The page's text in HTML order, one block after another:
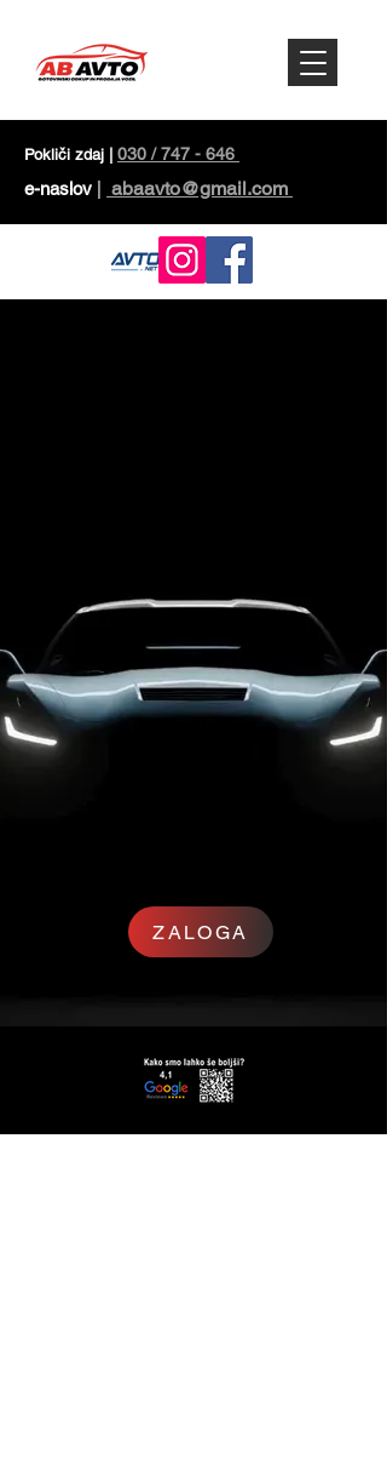
Pokliči zdaj | 030 / 747 - 646
e-naslov abaavto@gmail.com
ZALOGA